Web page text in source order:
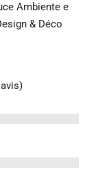
Ambiente e
& Déco